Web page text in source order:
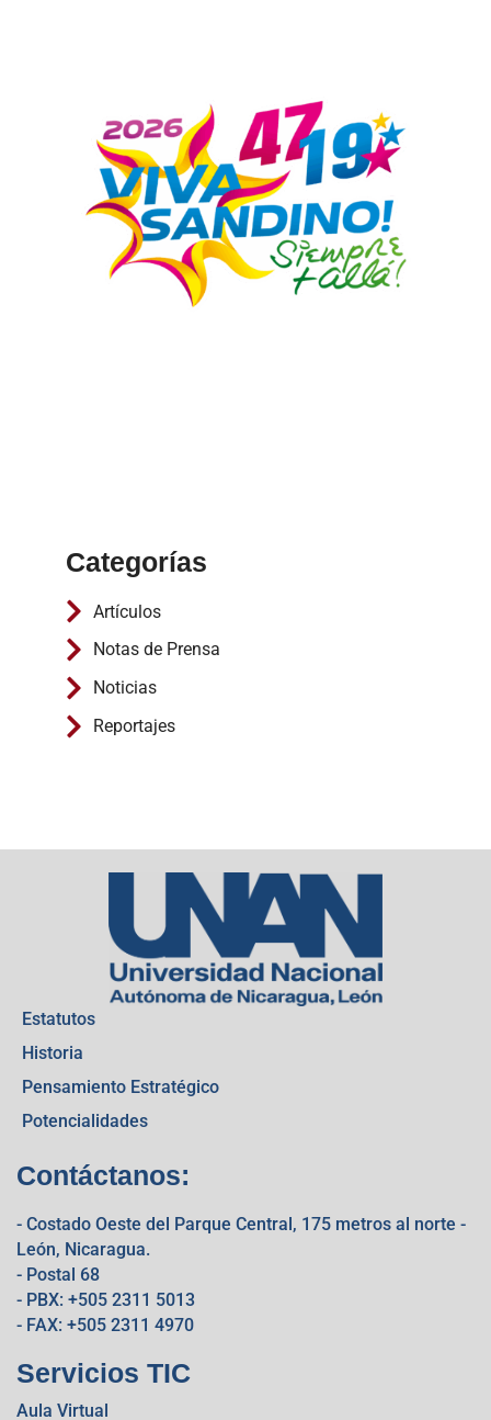
Categorías
Artículos
Notas de Prensa
Noticias
Reportajes
Estatutos
Historia
Pensamiento Estratégico
Potencialidades
Contáctanos:
- Costado Oeste del Parque Central, 175 metros al norte -
León, Nicaragua.
- Postal 68
- PBX: +505 2311 5013
- FAX: +505 2311 4970
Servicios TIC
Aula Virtual